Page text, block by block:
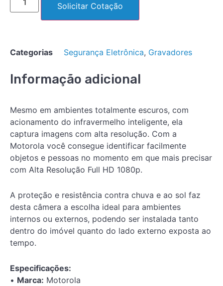
Solicitar Cotação
Categorias Segurança Eletrônica, Gravadores
Informação adicional
Mesmo em ambientes totalmente escuros, com
acionamento do infravermelho inteligente, ela
captura imagens com alta resolução. Com a
Motorola você consegue identificar facilmente
objetos e pessoas no momento em que mais precisar
com Alta Resolução Full HD 1080p.
A proteção e resistência contra chuva e ao sol faz
desta câmera a escolha ideal para ambientes
internos ou externos, podendo ser instalada tanto
dentro do imóvel quanto do lado externo exposta ao
tempo.
Especificações:
• Marca: Motorola